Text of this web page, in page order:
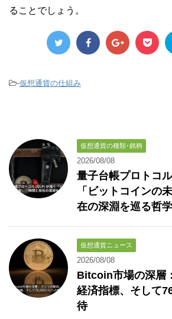
ることでしょう。
-仮想通貨の仕組み
仮想通貨の種類･銘柄
2026/08/08
量子台帳プロトコ
「ビットコインの
在の深淵を巡る哲学
仮想通貨ニュース
2026/08/08
Bitcoin市場の深層
経済指標、そして
待